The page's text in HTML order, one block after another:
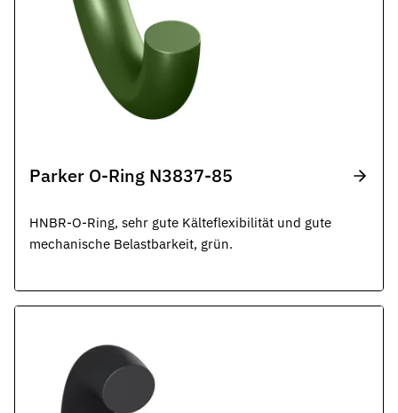
Parker O-Ring N3837-85
HNBR-O-Ring, sehr gute Kälteflexibilität und gute
mechanische Belastbarkeit, grün.